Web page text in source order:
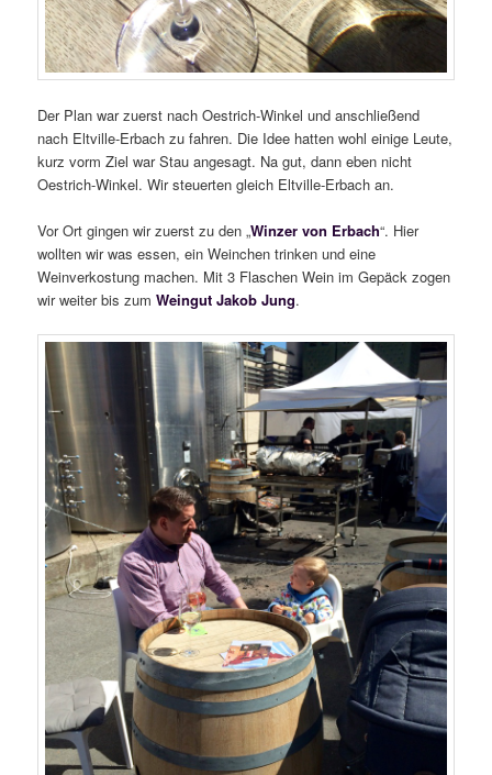
Der Plan war zuerst nach Oestrich-Winkel und anschließend
nach Eltville-Erbach zu fahren. Die Idee hatten wohl einige Leute,
kurz vorm Ziel war Stau angesagt. Na gut, dann eben nicht
Oestrich-Winkel. Wir steuerten gleich Eltville-Erbach an.
Vor Ort gingen wir zuerst zu den „Winzer von Erbach“. Hier
wollten wir was essen, ein Weinchen trinken und eine
Weinverkostung machen. Mit 3 Flaschen Wein im Gepäck zogen
wir weiter bis zumWeingut Jakob Jung.